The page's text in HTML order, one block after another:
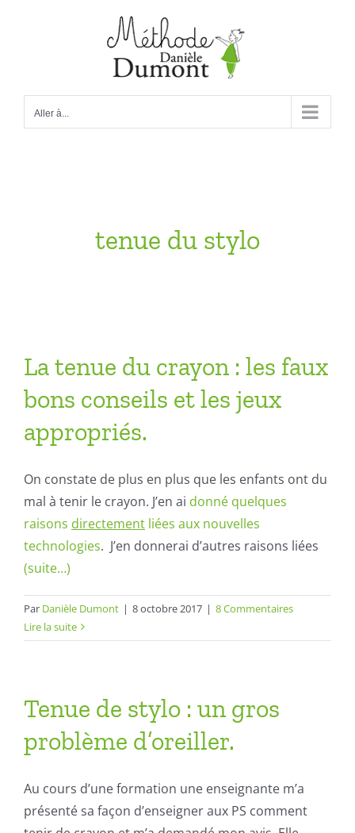
Aller à...
tenue du stylo
La tenue du crayon : les faux
bons conseils et les jeux
appropriés.
On constate de plus en plus que les enfants ont du
mal à tenir le crayon. J’en ai donné quelques
raisons directement liées aux nouvelles
technologies. J’en donnerai d’autres raisons liées
(suite…)
Par Danièle Dumont | 8 octobre 2017 | 8 Commentaires
Lire la suite
Tenue de stylo : un gros
problème d’oreiller.
Au cours d’une formation une enseignante m’a
présenté sa façon d’enseigner aux PS comment